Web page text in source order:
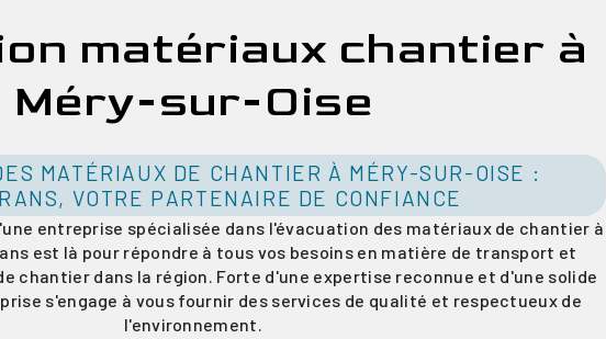
matériaux chantier à
Méry-sur-Oise
MATÉRIAUX DE CHANTIER À MÉRY-SUR-OISE :
VOTRE PARTENAIRE DE CONFIANCE
entreprise spécialisée dans l'évacuation des matériaux de chantier à
est là pour répondre à tous vos besoins en matière de transport et
chantier dans la région. Forte d'une expertise reconnue et d'une solide
s'engage à vous fournir des services de qualité et respectueux de
l'environnement.